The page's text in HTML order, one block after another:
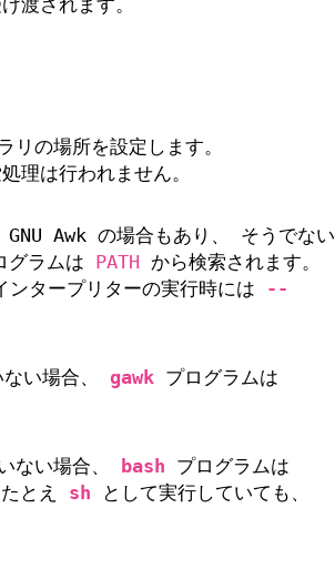
渡されます。
の場所を設定します。
理は行われません。
Awk の場合もあり、 そうでない
ラムは PATH から検索されます。
タープリターの実行時には
--
い場合、 gawkプログラムは
ない場合、
bash プログラムは
とえ sh として実行していても、